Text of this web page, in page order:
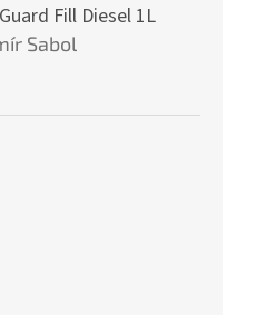
Fill Diesel 1L
je 5 z 5 hviezdičiek.
Sabol